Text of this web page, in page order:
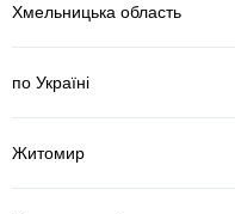
Хмельницька область
по Україні
Житомир